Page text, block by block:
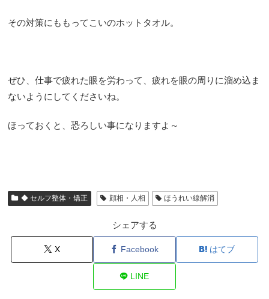
その対策にももってこいのホットタオル。
ぜひ、仕事で疲れた眼を労わって、疲れを眼の周りに溜め込ま
ないようにしてくださいね。
ほっておくと、恐ろしい事になりますよ～
◆ セルフ整体・矯正 顔相・人相 ほうれい線解消
シェアする
X Facebook はてブ
LINE